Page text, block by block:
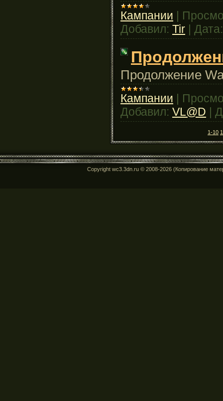
Кампании |
Добавил: Tir | Дата:
Продолжение
Кампании |
Добавил: VL@D |
1-10
Copyright wc3.3dn.ru © 2008-2026 (Копирование